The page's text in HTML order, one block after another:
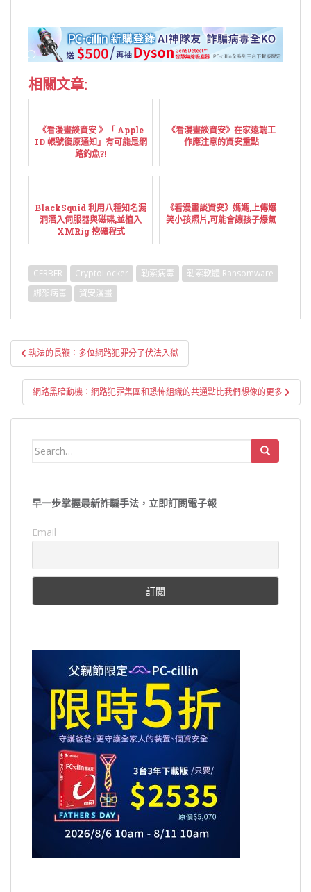
相關文章:
《看漫畫談資安 》「 Apple
ID 帳號復原通知」有可能是網
路釣魚?!
《看漫畫談資安》在家遠端工
作應注意的資安重點
BlackSquid 利用八種知名漏
洞潛入伺服器與磁碟,並植入
XMRig 挖礦程式
《看漫畫談資安》媽媽,上傳爆
笑小孩照片,可能會讓孩子爆氣
CERBER CryptoLocker 勒索病毒
勒索軟體 Ransomware
綁架病毒
資安漫畫
文
章
導
覽
執法的長鞭：多位網路犯罪分子伏法入獄
網路黑暗動機：網路犯罪集團和恐怖組織的共通點比我們想像的更多
Search
早一步掌握最新詐騙手法，立即訂閱電子報
Email